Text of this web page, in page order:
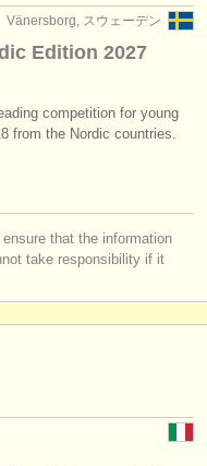
(5)
Vänersborg, スウェーデン
Edition 2027
competition for young
from the Nordic countries.
that the information
take responsibility if it